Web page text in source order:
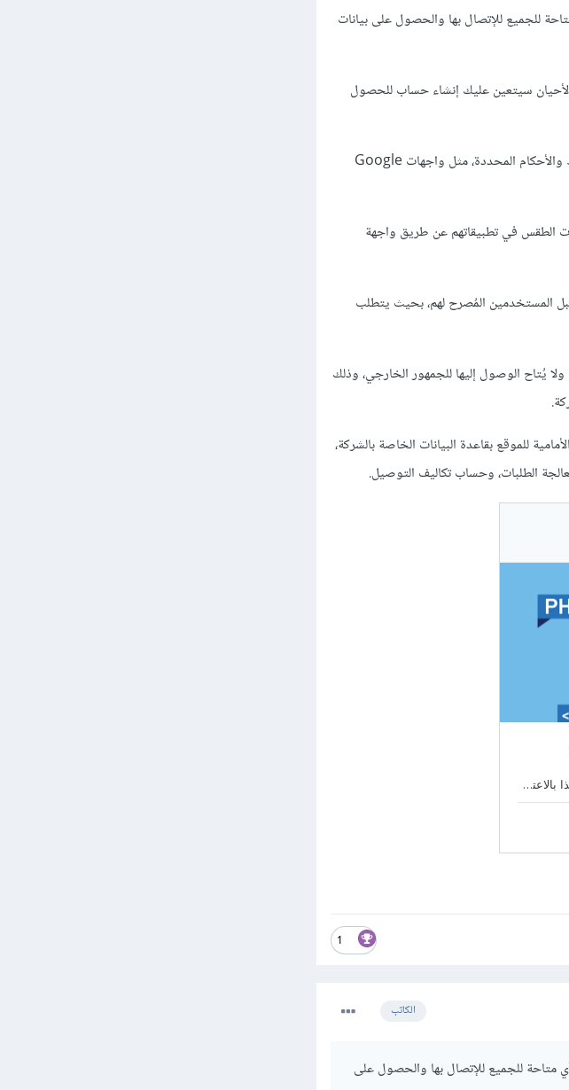
للجميع للإتصال بها والحصول على بيانات
سيتعين عليك إنشاء حساب للحصول
أي الواجهات متاحة للجمهور العام ويمكن لأي مطور استخدامها وفقًا للشروط والأحكام المحددة، مثل واجهات Google
الطقس في تطبيقاتهم عن طريق واجهة
المستخدمين المُصرح لهم، بحيث يتطلب
يُتاح الوصول إليها للجمهور الخارجي، وذلك
للموقع بقاعدة البيانات الخاصة بالشركة،
الطلبات، وحساب تكاليف التوصيل.
1
الكاتب
متاحة للجميع للإتصال بها والحصول على